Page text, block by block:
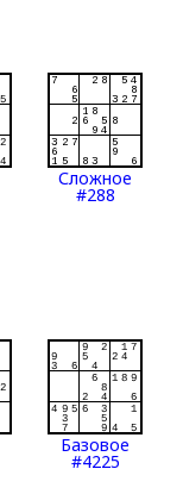
Сложное
#288
Базовое
#4225